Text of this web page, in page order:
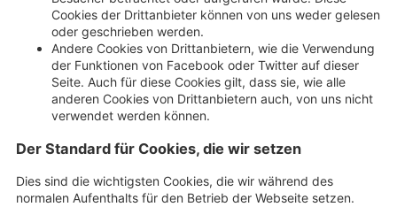
Cookies der Drittanbieter können von uns weder gelesen
oder geschrieben werden.
Andere Cookies von Drittanbietern, wie die Verwendung
der Funktionen von Facebook oder Twitter auf dieser
Seite. Auch für diese Cookies gilt, dass sie, wie alle
anderen Cookies von Drittanbietern auch, von uns nicht
verwendet werden können.
Der Standard für Cookies, die wir setzen
Dies sind die wichtigsten Cookies, die wir während des
normalen Aufenthalts für den Betrieb der Webseite setzen.